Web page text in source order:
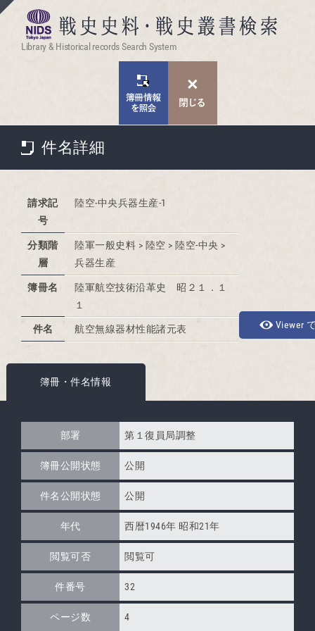
Library & Historical records Search System
件名詳細
請求記
号
陸空-中央兵器生産-1
分類階
層
陸軍一般史料 > 陸空 > 陸空-中央 >
兵器生産
簿冊名
陸軍航空技術沿革史 昭２１．１
１
件名 航空無線器材性能諸元表 Viewer
簿冊・件名情報
部署 第１復員局調整
簿冊公開状態 公開
件名公開状態 公開
年代 西暦1946年 昭和21年
閲覧可否 閲覧可
件番号 32
ページ数 4